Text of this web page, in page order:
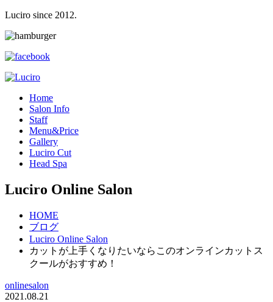
Luciro since 2012.
Home
Salon Info
Staff
Menu&Price
Gallery
Luciro Cut
Head Spa
Luciro Online Salon
HOME
ブログ
Luciro Online Salon
カットが上手くなりたいならこのオンラインカットス
クールがおすすめ！
onlinesalon
2021.08.21